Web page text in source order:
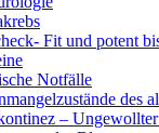
Fit und potent
Notfälle
des
–